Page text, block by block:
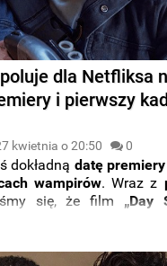
dla Netfliksa
i pierwszy
kwietnia o 20:50 0
dokładną datę premiery
wampirów. Wraz z
się, że film „Day
, trafi do